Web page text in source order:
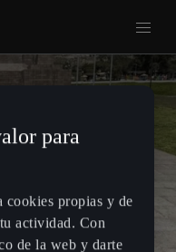
para
cookies propias y de
actividad. Con
de la web y darte